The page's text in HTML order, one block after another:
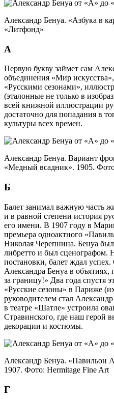
Александр Бенуа. «Азбука в
«Литфонд»
А
Первую букву займет сам
объединения «Мир
«Русскими сезонами»,
(эталонные не только в
всей книжной иллюстрации
достаточно для попадания в
культуры всех времен.
Александр Бенуа. Вариант
«Медный всадник». 1905.
Б
Балет занимал важную часть
и в равной степени история
его имени. В 1907 году в
премьера одноактного
Николая Черепнина. Бенуа
либретто и был сценографом.
постановки, балет ждал
Александра Бенуа в объя­тиях,
за границу!» Два года спустя
«Русские сезоны» в Париже
руководителем стал
в театре «Шатле» устроила
Стравинского, где наш герой
декорации и костюмы.
Александр Бенуа. «Павильон
1907. Фото: Hermitage Fine Art
Г